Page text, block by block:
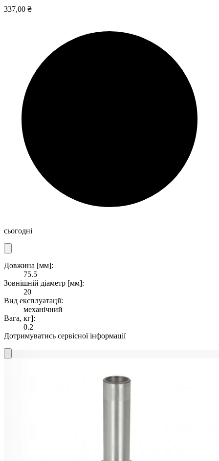
337,00 ₴
сьогодні
Довжина [мм]:
75.5
Зовнішній діаметр [мм]:
20
Вид експлуатації:
механічний
Вага, кг]:
0.2
Дотримуватись сервісної інформації